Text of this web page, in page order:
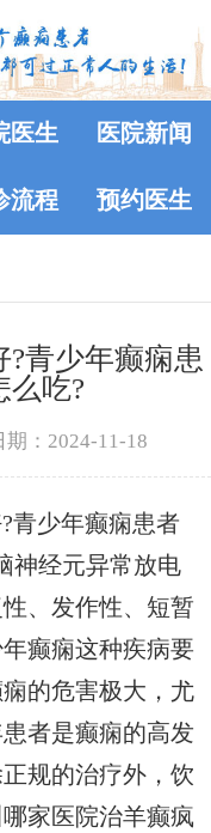
医生 医院新闻
流程 预约医生
青少年癫痫患
么吃?
期：2024-11-18
青少年癫痫患者
神经元异常放电
、发作性、短暂
癫痫这种疾病要
的危害极大，尤
者是癫痫的高发
规的治疗外，饮
家医院治羊癫疯